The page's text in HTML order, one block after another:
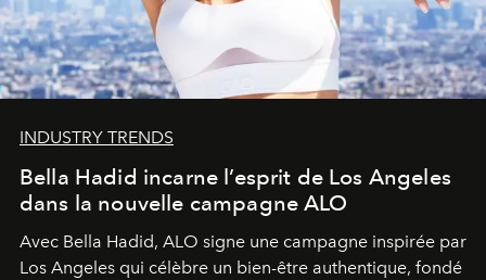
INDUSTRY TRENDS
Bella Hadid incarne l’esprit de Los Angeles
dans la nouvelle campagne ALO
Avec Bella Hadid, ALO signe une campagne inspirée par
Los Angeles qui célèbre un bien-être authentique, fondé